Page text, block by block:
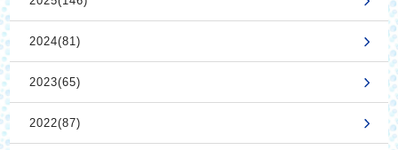
2024(81)
2023(65)
2022(87)